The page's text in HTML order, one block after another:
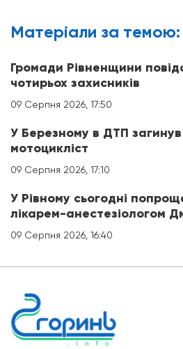
Матерiали за темою:
Громади Рівненщини
чотирьох захисників
09 Серпня 2026, 17:50
У Березному в ДТП загинув
мотоцикліст
09 Серпня 2026, 17:10
У Рівному сьогодні
лікарем-анестезіологом
09 Серпня 2026, 16:40